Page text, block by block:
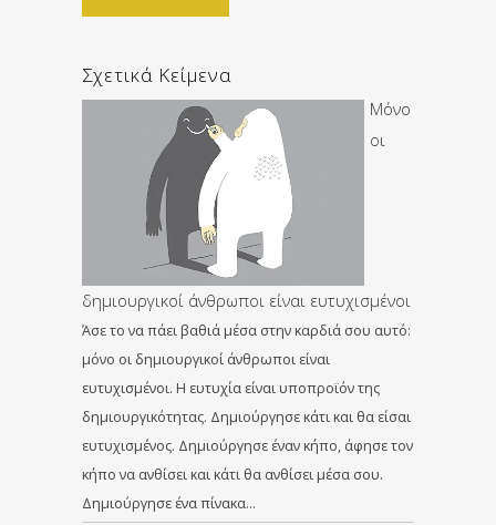
Σχετικά Κείμενα
Μόνο
οι
δημιουργικοί άνθρωποι είναι ευτυχισμένοι
Άσε το να πάει βαθιά μέσα στην καρδιά σου αυτό:
μόνο οι δημιουργικοί άνθρωποι είναι
ευτυχισμένοι. Η ευτυχία είναι υποπροϊόν της
δημιουργικότητας. Δημιούργησε κάτι και θα είσαι
ευτυχισμένος. Δημιούργησε έναν κήπο, άφησε τον
κήπο να ανθίσει και κάτι θα ανθίσει μέσα σου.
Δημιούργησε ένα πίνακα…